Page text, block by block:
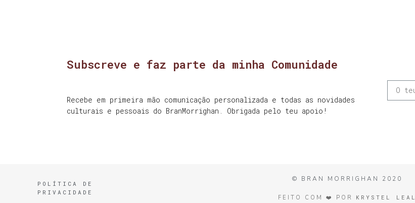
Subscreve e faz parte da minha Comunidade
Recebe em primeira mão comunicação personalizada e todas as novidades
culturais e pessoais do BranMorrighan. Obrigada pelo teu apoio!
POLÍTICA DE
PRIVACIDADE
© BRAN MORRIGHAN 2020
FEITO COM ❤️ POR KRYSTEL LEAL